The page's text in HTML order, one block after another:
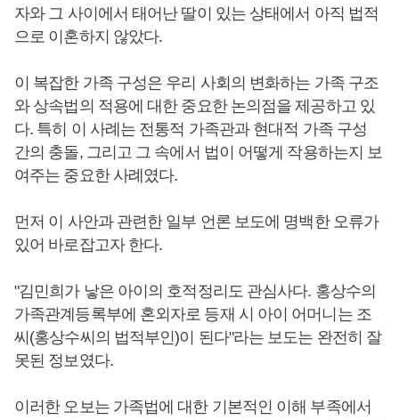
자와 그 사이에서 태어난 딸이 있는 상태에서 아직 법적
으로 이혼하지 않았다.
이 복잡한 가족 구성은 우리 사회의 변화하는 가족 구조
와 상속법의 적용에 대한 중요한 논의점을 제공하고 있
다. 특히 이 사례는 전통적 가족관과 현대적 가족 구성
간의 충돌, 그리고 그 속에서 법이 어떻게 작용하는지 보
여주는 중요한 사례였다.
먼저 이 사안과 관련한 일부 언론 보도에 명백한 오류가
있어 바로잡고자 한다.
"김민희가 낳은 아이의 호적정리도 관심사다. 홍상수의
가족관계등록부에 혼외자로 등재 시 아이 어머니는 조
씨(홍상수씨의 법적부인)이 된다"라는 보도는 완전히 잘
못된 정보였다.
이러한 오보는 가족법에 대한 기본적인 이해 부족에서